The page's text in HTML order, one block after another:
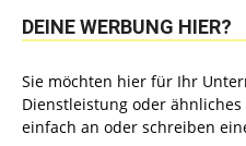
DEINE WERBUNG HIER?
Sie möchten hier für Ihr
Dienstleistung oder ähnliches
einfach an oder schreiben